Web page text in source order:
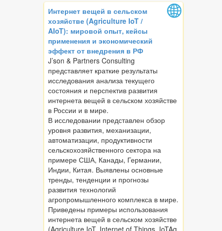
Интернет вещей в сельском
хозяйстве (Agriculture IoT /
AIoT): мировой опыт, кейсы
применения и экономический
эффект от внедрения в РФ
J’son & Partners Consulting
представляет краткие результаты
исследования анализа текущего
состояния и перспектив развития
интернета вещей в сельском хозяйстве
в России и в мире.
В исследовании представлен обзор
уровня развития, механизации,
автоматизации, продуктивности
сельскохозяйственного сектора на
примере США, Канады, Германии,
Индии, Китая. Выявлены основные
тренды, тенденции и прогнозы
развития технологий
агропромышленного комплекса в мире.
Приведены примеры использования
интернета вещей в сельском хозяйстве